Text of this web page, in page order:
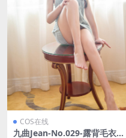
COS在线
九曲Jean-No.029-露背毛衣